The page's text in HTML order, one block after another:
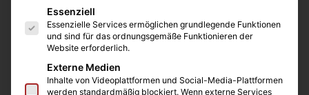
Mikrozentrifugenröhrchen
Es folgt eine Liste der Service-Gruppen, für die eine
Essenziell
Essenzielle Services ermöglichen grundlegende Funktionen
und sind für das ordnungsgemäße Funktionieren der
Website erforderlich.
Externe Medien
Inhalte von Videoplattformen und Social-Media-Plattformen
werden standardmäßig blockiert. Wenn externe Services